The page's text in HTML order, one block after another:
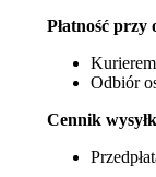
Płatność przy
Odbiór
Cennik